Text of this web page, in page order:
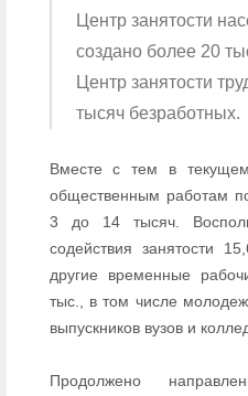
Центр занятости
создано более 20
Центр занятости
тысяч безработных.
Вместе с тем в
общественным работам
3 до 14 тысяч.
содействия занятости
другие временные
тыс., в том числе
выпускников вузов и
Продолжено